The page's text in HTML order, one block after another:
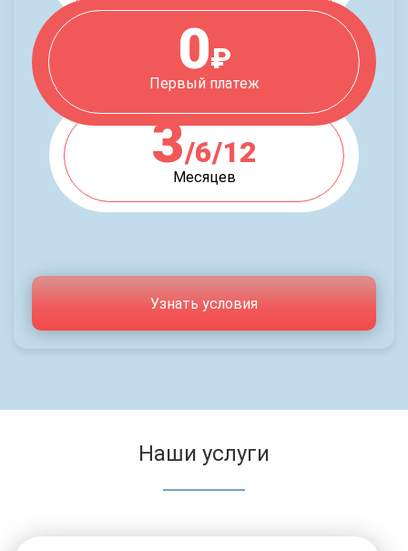
0₽
Первый платеж
3/6/12
Месяцев
Узнать условия
Наши услуги